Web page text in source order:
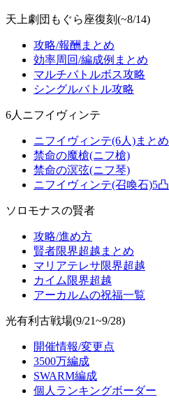
天上劇団もぐら座復刻(~8/14)
攻略/報酬まとめ
効率周回/編成例まとめ
マルチバトルボス攻略
シングルバトル攻略
6人ニフイヴィンテ
ニフイヴィンテ(6人)まとめ
禁命の魔槍(ニフ槍)
禁命の溟弦(ニフ琴)
ニフイヴィンテ(召喚石)5凸
ソロモナスの賢者
攻略/進め方
賢者限界超越まとめ
マリアテレサ限界超越
カイム限界超越
アーカルムの祝福一覧
光有利古戦場(9/21~9/28)
開催情報/変更点
3500万編成
SWARM編成
個人ランキングボーダー